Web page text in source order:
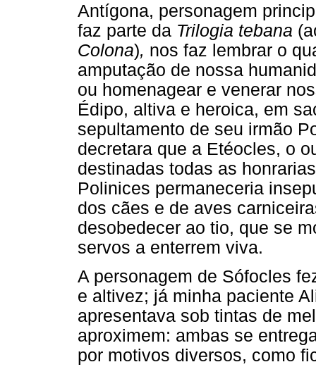
Antígona, personagem
faz parte da Trilogia tebana
Colona), nos faz lembrar o
amputação de nossa
ou homenagear e venerar
Édipo, altiva e heroica, em
sepultamento de seu irmão
decretara que a Etéocles, o
destinadas todas as
Polinices permaneceria
dos cães e de aves
desobedecer ao tio, que se
servos a enterrem viva.
A personagem de Sófocles
e altivez; já minha paciente
apresentava sob tintas de
aproximem: ambas se
por motivos diversos, como